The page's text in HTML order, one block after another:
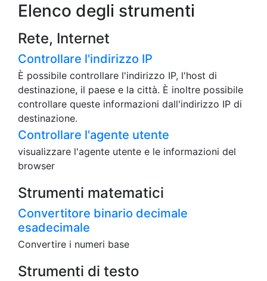
Elenco degli strumenti
Rete, Internet
Controllare l'indirizzo IP
È possibile controllare l'indirizzo IP, l'host di
destinazione, il paese e la città. È inoltre possibile
controllare queste informazioni dall'indirizzo IP di
destinazione.
Controllare l'agente utente
visualizzare l'agente utente e le informazioni del
browser
Strumenti matematici
Convertitore binario decimale
esadecimale
Convertire i numeri base
Strumenti di testo